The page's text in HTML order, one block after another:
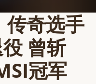
传奇选手
曾斩
冠军